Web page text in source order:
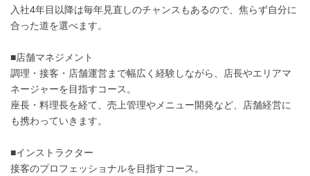
入社4年目以降は毎年見直しのチャンスもあるので、焦らず自分に
合った道を選べます。
■店舗マネジメント
調理・接客・店舗運営まで幅広く経験しながら、店長やエリアマ
ネージャーを目指すコース。
座長・料理長を経て、売上管理やメニュー開発など、店舗経営に
も携わっていきます。
■インストラクター
接客のプロフェッショナルを目指すコース。